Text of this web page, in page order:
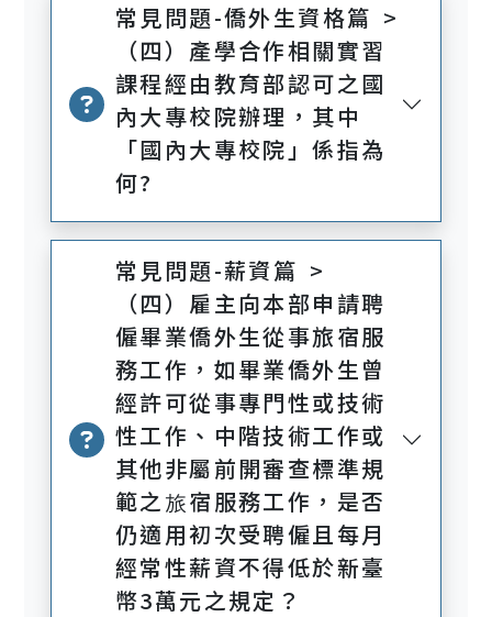
常見問題-僑外生資格篇 >
（四）產學合作相關實習
課程經由教育部認可之國
內大專校院辦理，其中
「國內大專校院」係指為
何?
常見問題-薪資篇 >
（四）雇主向本部申請聘
僱畢業僑外生從事旅宿服
務工作，如畢業僑外生曾
經許可從事專門性或技術
性工作、中階技術工作或
其他非屬前開審查標準規
範之旅宿服務工作，是否
仍適用初次受聘僱且每月
經常性薪資不得低於新臺
幣3萬元之規定？